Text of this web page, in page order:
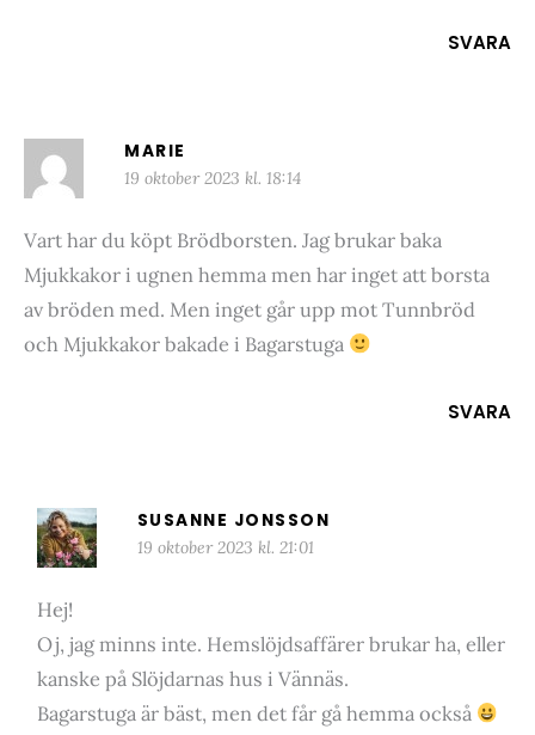
SVARA
MARIE
19 oktober 2023 kl. 18:14
Vart har du köpt Brödborsten. Jag brukar baka
Mjukkakor i ugnen hemma men har inget att borsta
av bröden med. Men inget går upp mot Tunnbröd
och Mjukkakor bakade i Bagarstuga
SVARA
SUSANNE JONSSON
19 oktober 2023 kl. 21:01
Hej!
Oj, jag minns inte. Hemslöjdsaffärer brukar ha, eller
kanske på Slöjdarnas hus i Vännäs.
Bagarstuga är bäst, men det får gå hemma också